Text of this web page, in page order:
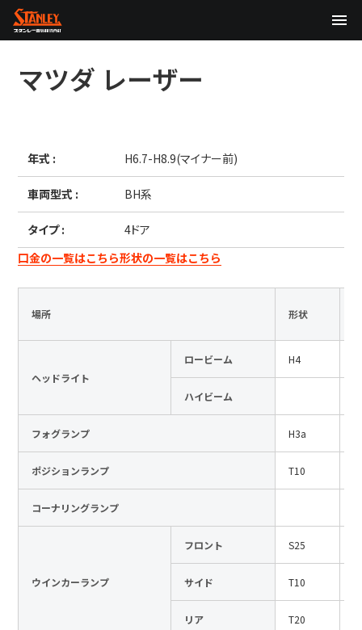
日本語 English 中文
製品検索
全て
VFHY1104P、LLF0111A、ULR4B、SL035
企業情報
テクノロジー
サステナビリティ
株主・投資家情報
ニュース
マツダ レーザー
年式 : H6.7-H8.9(マイナー前)
車両型式 : BH系
タイプ :
4ドア
口金の一覧はこちら形状の一覧はこちら
場所 形状
ヘッドライト
ロービーム H4
ハイビーム
フォグランプ H3a
ポジションランプ T10
コーナリングランプ
ウインカーランプ
フロント S25
サイド T10
リア T20